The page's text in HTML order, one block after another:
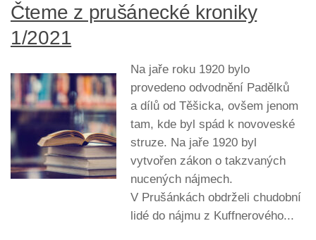
Čteme z prušánecké kroniky
1/2021
Na jaře roku 1920 bylo
provedeno odvodnění Padělků
a dílů od Těšicka, ovšem jenom
tam, kde byl spád k novoveské
struze. Na jaře 1920 byl
vytvořen zákon o takzvaných
nucených nájmech.
V Prušánkách obdrželi chudobní
lidé do nájmu z Kuffnerového...